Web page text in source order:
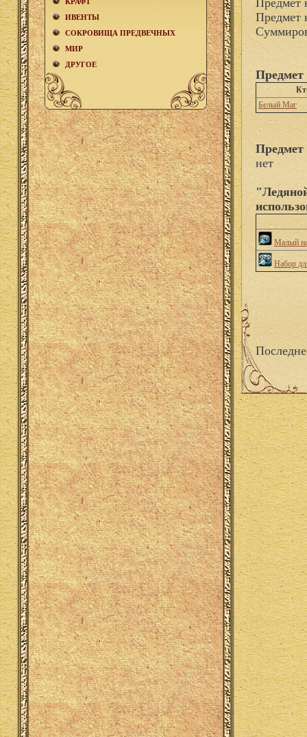
ИВЕНТЫ
СОКРОВИЩА ПРЕДВЕЧНЫХ
МИР
ДРУГОЕ
Предмет
Предмет
Белый Маг
нет
Малый
Набор